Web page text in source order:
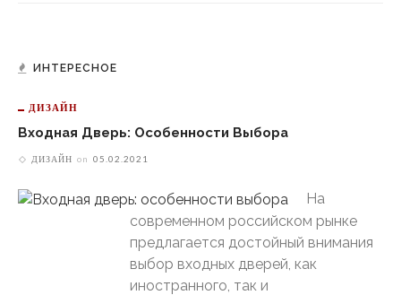
ИНТЕРЕСНОЕ
ДИЗАЙН
Входная Дверь: Особенности Выбора
ДИЗАЙН on 05.02.2021
На
современном российском рынке
предлагается достойный внимания
выбор входных дверей, как
иностранного, так и